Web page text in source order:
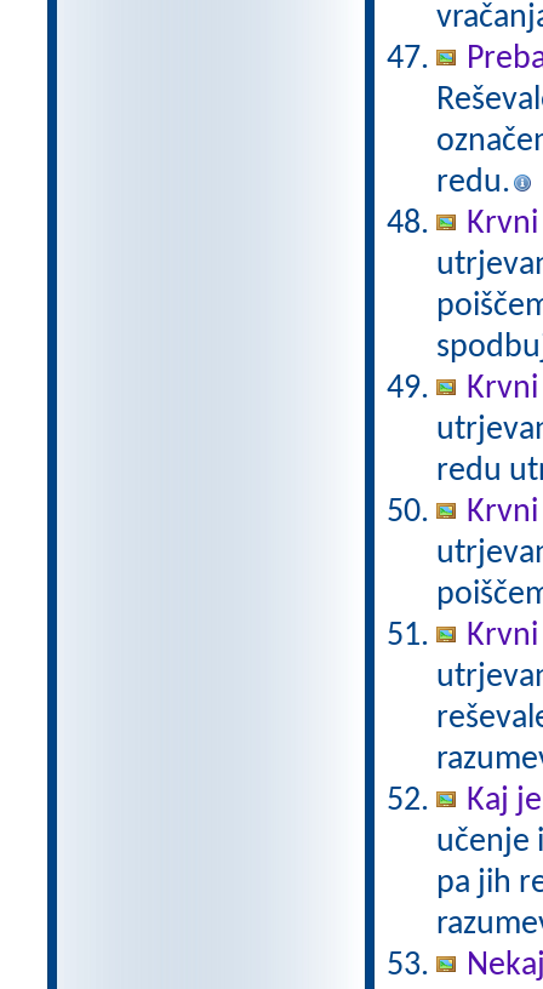
redu.
redu
Kaj
učenje
pa jih